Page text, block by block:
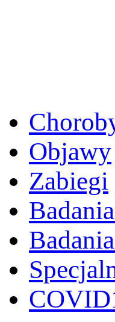
Objawy
Zabiegi